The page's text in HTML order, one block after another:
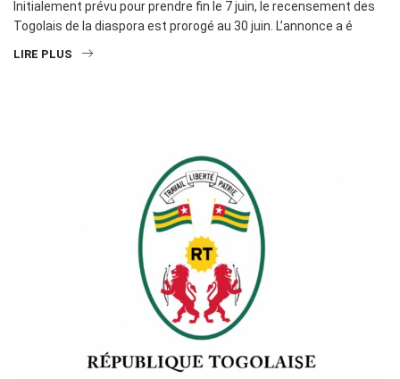
Initialement prévu pour prendre fin le 7 juin, le recensement des
Togolais de la diaspora est prorogé au 30 juin. L’annonce a é
LIRE PLUS